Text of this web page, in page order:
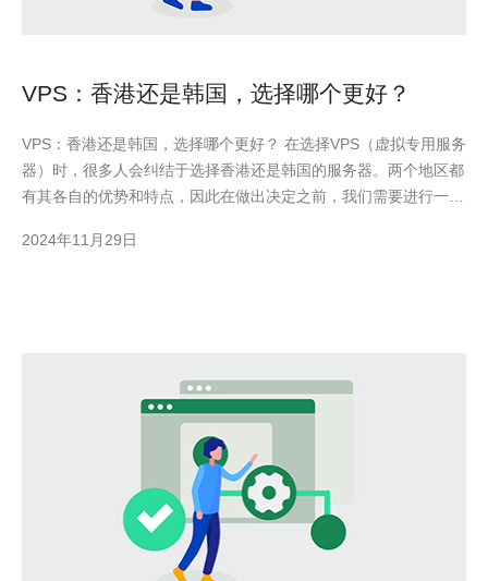
VPS：香港还是韩国，选择哪个更好？
VPS：香港还是韩国，选择哪个更好？ 在选择VPS（虚拟专用服务
器）时，很多人会纠结于选择香港还是韩国的服务器。两个地区都
有其各自的优势和特点，因此在做出决定之前，我们需要进行一些
VPS时最重要的因素之一。香港和韩国都拥有发达的互联网基础设
2024年11月29日